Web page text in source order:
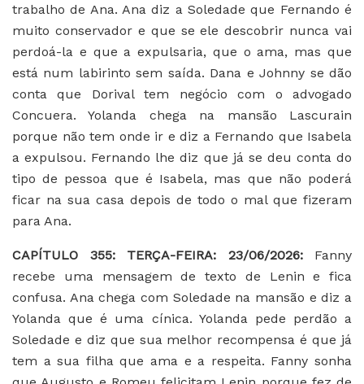
trabalho de Ana. Ana diz a Soledade que Fernando é
muito conservador e que se ele descobrir nunca vai
perdoá-la e que a expulsaria, que o ama, mas que
está num labirinto sem saída. Dana e Johnny se dão
conta que Dorival tem negócio com o advogado
Concuera. Yolanda chega na mansão Lascurain
porque não tem onde ir e diz a Fernando que Isabela
a expulsou. Fernando lhe diz que já se deu conta do
tipo de pessoa que é Isabela, mas que não poderá
ficar na sua casa depois de todo o mal que fizeram
para Ana.
CAPÍTULO 355: TERÇA-FEIRA: 23/06/2026: Fanny
recebe uma mensagem de texto de Lenin e fica
confusa. Ana chega com Soledade na mansão e diz a
Yolanda que é uma cínica. Yolanda pede perdão a
Soledade e diz que sua melhor recompensa é que já
tem a sua filha que ama e a respeita. Fanny sonha